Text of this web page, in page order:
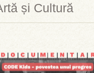
și Cultură